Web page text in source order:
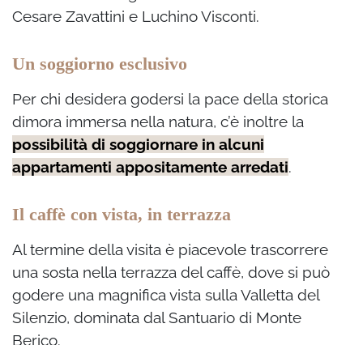
Cesare Zavattini e Luchino Visconti.
Un soggiorno esclusivo
Per chi desidera godersi la pace della storica
dimora immersa nella natura, c’è inoltre la
possibilità di soggiornare in alcuni
appartamenti appositamente arredati.
Il caffè con vista, in terrazza
Al termine della visita è piacevole trascorrere
una sosta nella terrazza del caffè, dove si può
godere una magnifica vista sulla Valletta del
Silenzio, dominata dal Santuario di Monte
Berico.